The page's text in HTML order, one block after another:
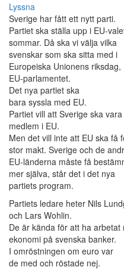
Lyssna
Sverige har fått ett nytt parti.
Partiet ska ställa upp i EU-
sommar. Då ska vi välja vilka
svenskar som ska sitta med i
Europeiska Unionens riksdag,
EU-parlamentet.
Det nya partiet ska
bara syssla med EU.
Partiet vill att Sverige ska vara
medlem i EU.
Men det vill inte att EU ska få
stor makt. Sverige och de
EU-länderna måste få
mer själva, står det i det nya
partiets program.
Partiets ledare heter Nils
och Lars Wohlin.
De är kända för att ha arbetat
ekonomi på svenska banker.
I omröstningen om euro var
de med och röstade nej.